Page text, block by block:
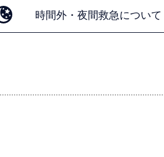
時間外・夜間救急について